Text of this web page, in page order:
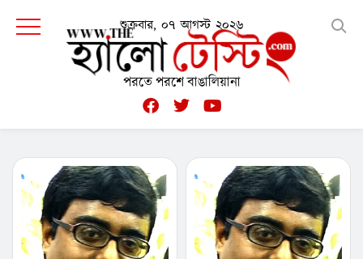
শুক্রবার, ০৭ আগস্ট ২০২৬
পরতে পরশে বাঙালিয়ানা